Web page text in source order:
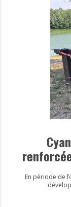
En période de